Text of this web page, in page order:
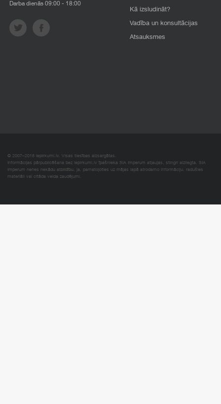
Darba dienās 09:00 - 18:00
Kā izsludināt?
Vadība un konsultācijas
Atsauksmes
© 2007–2018 Iepirkumi.lv. Visas tiesības aizsargātas.
Informācijas pārpublicēšana bez iepirkumi.lv īpašnieka SIA Imperum atļaujas, stingri aizliegta. SIA
Imperum nenes nekādu atbildību, ja, pamatojoties uz mājas lapā atrodamo informāciju, radušies
materiāli vai citāda veida zaudējumi.